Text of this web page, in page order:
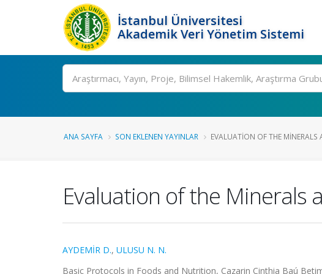
İstanbul Üniversitesi
Akademik Veri Yönetim Sistemi
Ara
ANA SAYFA SON EKLENEN YAYINLAR EVALUATION OF THE MINERALS
Evaluation of the Minerals
AYDEMİR D., ULUSU N. N.
Basic Protocols in Foods and Nutrition, Cazarin Cinthia Baú